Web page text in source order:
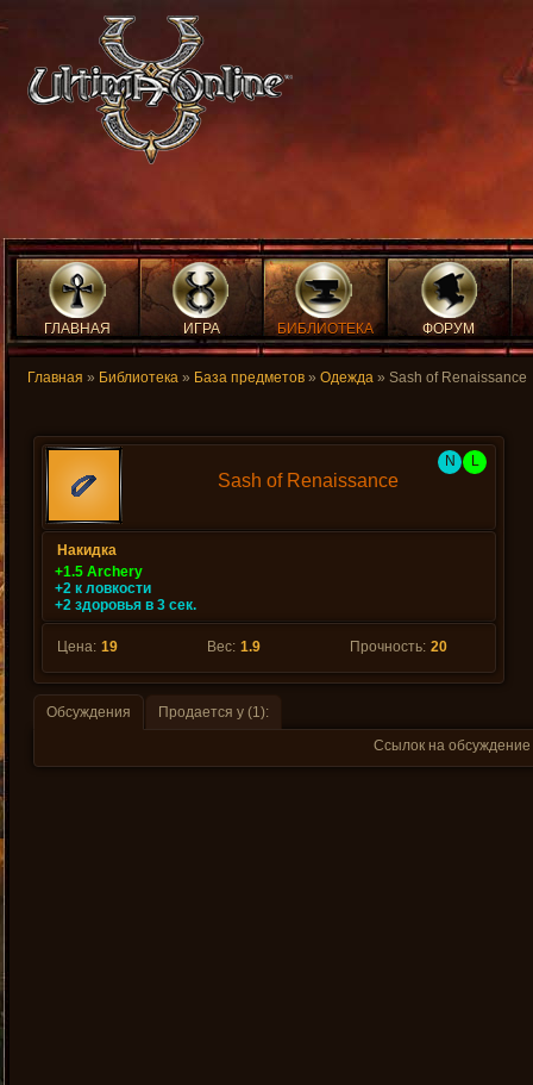
ГЛАВНАЯ ИГРА БИБЛИОТЕКА ФОРУМ
Главная » Библиотека » База предметов » Одежда » Sash of Renaissance
Sash of Renaissance
N L
Накидка
+1.5 Archery
+2 к ловкости
+2 здоровья в 3 сек.
Цена: 19 Вес: 1.9 Прочность: 20
Обсуждения
Продается у (1):
Ссылок на